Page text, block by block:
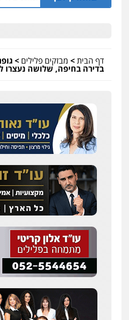
דף הבית> מבזקים פלילים >
בדירה בחיפה, שלושה נעצרו